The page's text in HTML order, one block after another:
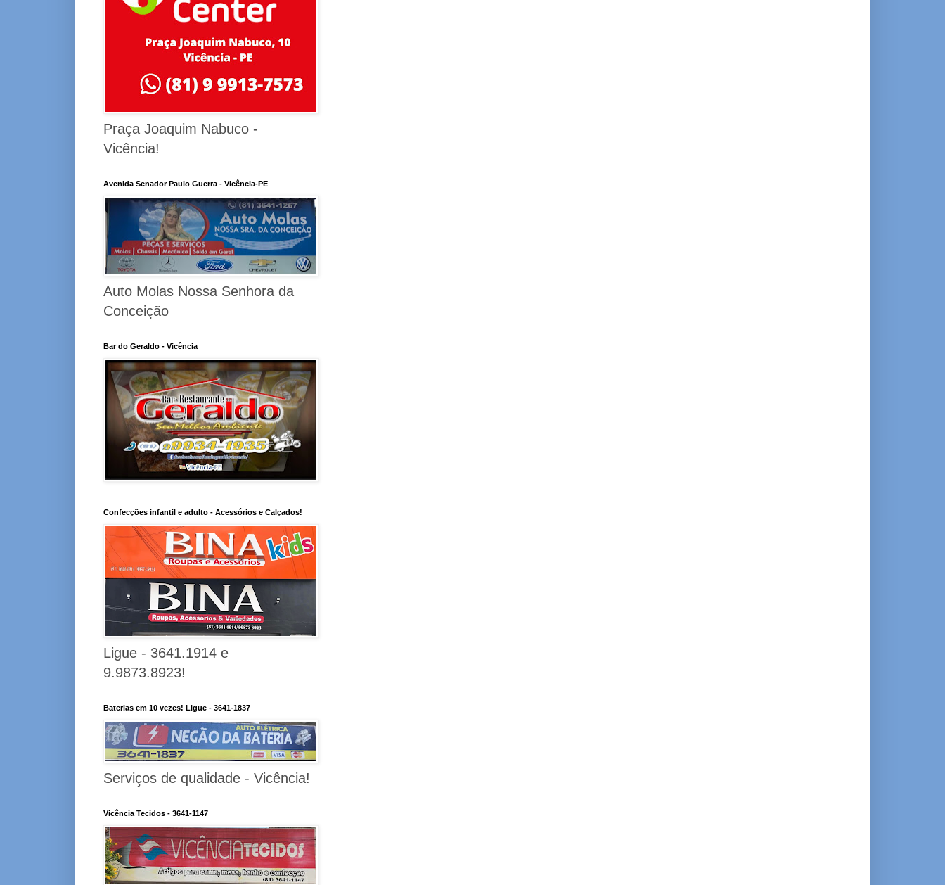
Praça Joaquim Nabuco -
Vicência!
Avenida Senador Paulo Guerra - Vicência-PE
Auto Molas Nossa Senhora da
Conceição
Bar do Geraldo - Vicência
Confecções infantil e adulto - Acessórios e Calçados!
Ligue - 3641.1914 e
9.9873.8923!
Baterias em 10 vezes! Ligue - 3641-1837
Serviços de qualidade - Vicência!
Vicência Tecidos - 3641-1147